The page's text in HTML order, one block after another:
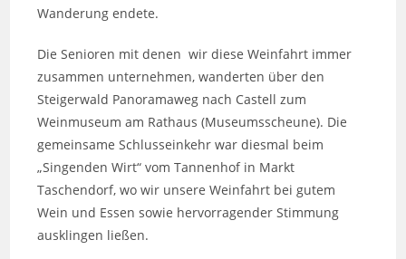
Wanderung endete.
Die Senioren mit denen wir diese Weinfahrt immer
zusammen unternehmen, wanderten über den
Steigerwald Panoramaweg nach Castell zum
Weinmuseum am Rathaus (Museumsscheune). Die
gemeinsame Schlusseinkehr war diesmal beim
„Singenden Wirt“ vom Tannenhof in Markt
Taschendorf, wo wir unsere Weinfahrt bei gutem
Wein und Essen sowie hervorragender Stimmung
ausklingen ließen.